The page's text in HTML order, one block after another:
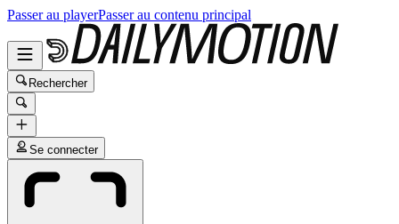
Passer au playerPasser au contenu principal
Rechercher
Se connecter